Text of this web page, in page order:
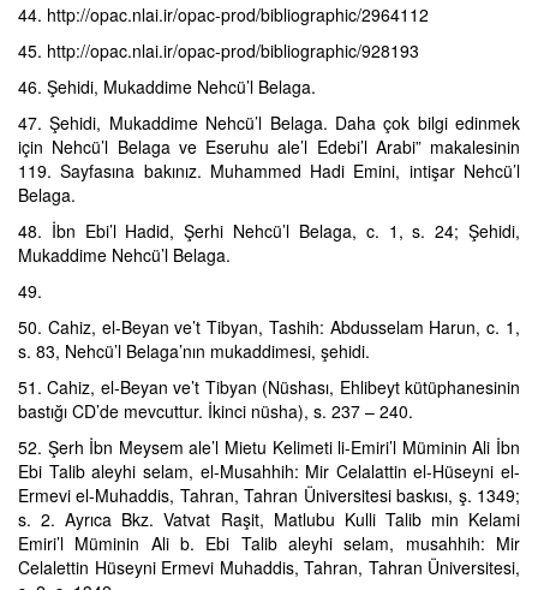
44. http://opac.nlai.ir/opac-prod/bibliographic/2964112
45. http://opac.nlai.ir/opac-prod/bibliographic/928193
46. Şehidi, Mukaddime Nehcü’l Belaga.
47. Şehidi, Mukaddime Nehcü’l Belaga. Daha çok bilgi edinmek
için Nehcü’l Belaga ve Eseruhu ale’l Edebi’l Arabi” makalesinin
119. Sayfasına bakınız. Muhammed Hadi Emini, intişar Nehcü’l
Belaga.
48. İbn Ebi’l Hadid, Şerhi Nehcü’l Belaga, c. 1, s. 24; Şehidi,
Mukaddime Nehcü’l Belaga.
49.
50. Cahiz, el-Beyan ve’t Tibyan, Tashih: Abdusselam Harun, c. 1,
s. 83, Nehcü’l Belaga’nın mukaddimesi, şehidi.
51. Cahiz, el-Beyan ve’t Tibyan (Nüshası, Ehlibeyt kütüphanesinin
bastığı CD’de mevcuttur. İkinci nüsha), s. 237 – 240.
52. Şerh İbn Meysem ale’l Mietu Kelimeti li-Emiri’l Müminin Ali İbn
Ebi Talib aleyhi selam, el-Musahhih: Mir Celalattin el-Hüseyni el-
Ermevi el-Muhaddis, Tahran, Tahran Üniversitesi baskısı, ş. 1349;
s. 2. Ayrıca Bkz. Vatvat Raşit, Matlubu Kulli Talib min Kelami
Emiri’l Müminin Ali b. Ebi Talib aleyhi selam, musahhih: Mir
Celalettin Hüseyni Ermevi Muhaddis, Tahran, Tahran Üniversitesi,